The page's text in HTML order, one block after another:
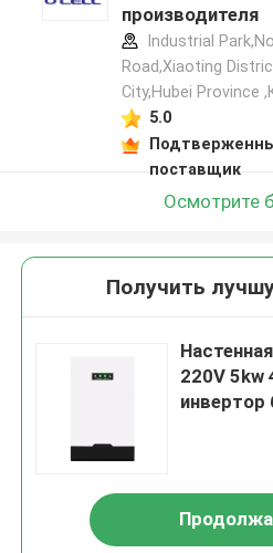
производителя
Industrial
Road,Xiaoting
City,Hubei Province
5.0
поставщик
Осмотрите
Получить
220V 5kw
инвертор